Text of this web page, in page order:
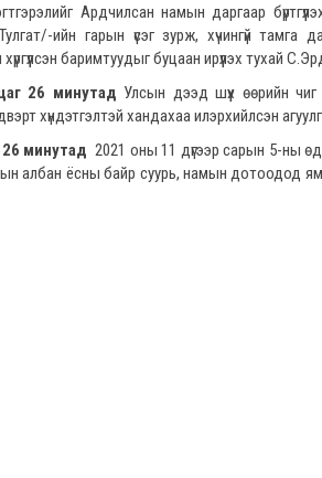
Ардчилсан намын даргаар
ийн гарын үсэг зурж, хүчингүй
баримтуудыг буцаан ирүүлэх тухай
26 минутад Улсын дээд шүүх өөрийн чиг
хүндэтгэлтэй хандахаа илэрхийлсэн
26 минутад2021 оны 11 дүгээр сарын 5-ны
албан ёсны байр суурь, намын дотоодод